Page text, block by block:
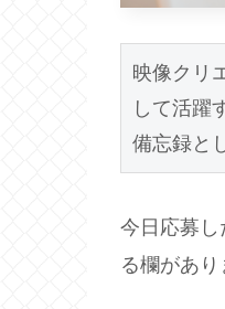
映像クリ
して活躍
備忘録と
今日応募
る欄があり